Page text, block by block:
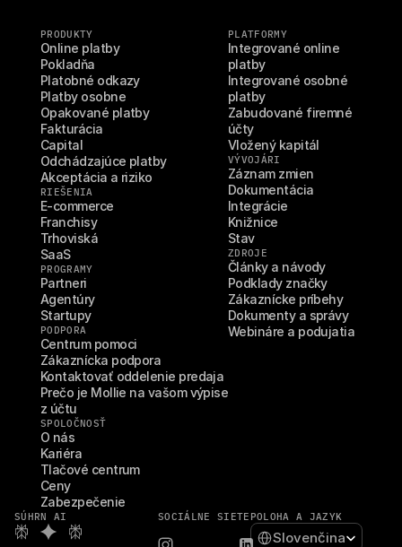
PRODUKTY
Online platby
Pokladňa
Platobné odkazy
Platby osobne
Opakované platby
Fakturácia
Capital
Odchádzajúce platby
Akceptácia a riziko
RIEŠENIA
E-commerce
Franchisy
Trhoviská
SaaS
PROGRAMY
Partneri
Agentúry
Startupy
PODPORA
Centrum pomoci
Zákaznícka podpora
Kontaktovať oddelenie predaja
Prečo je Mollie na vašom výpise
z účtu
SPOLOČNOSŤ
O nás
Kariéra
Tlačové centrum
Ceny
Zabezpečenie
PLATFORMY
Integrované online
platby
Integrované osobné
platby
Zabudované firemné
účty
Vložený kapitál
VÝVOJÁRI
Záznam zmien
Dokumentácia
Integrácie
Knižnice
Stav
ZDROJE
Články a návody
Podklady značky
Zákaznícke príbehy
Dokumenty a správy
Webináre a podujatia
SÚHRN AI SOCIÁLNE SIETE POLOHA A JAZYK
Select Language
Slovenčina